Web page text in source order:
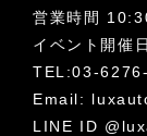
営業時間
イベント開催
TEL:03-
Email:
LINE ID